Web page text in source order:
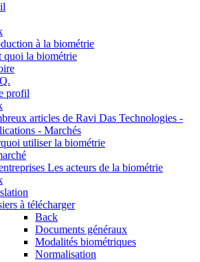
à la biométrie
quoi la biométrie
profil
articles de Ravi Das Technologies -
- Marchés
utiliser la biométrie
Les acteurs de la biométrie
à télécharger
Back
Documents généraux
Modalités biométriques
Normalisation